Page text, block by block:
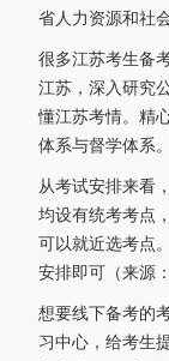
省人力资源和社
很多江苏考生备
江苏，深入研究
懂江苏考情。精
体系与督学体系。
从考试安排来看
均设有统考考点
可以就近选考点
安排即可（来源
想要线下备考的
习中心，给考生